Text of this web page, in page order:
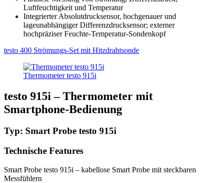
Luftfeuchtigkeit und Temperatur
Integrierter Absolutdrucksensor, hochgenauer und
lageunabhängiger Differenzdrucksensor; externer
hochpräziser Feuchte-Temperatur-Sondenkopf
testo 400 Strömungs-Set mit Hitzdrahtsonde
Thermometer testo 915i
testo 915i – Thermometer mit
Smartphone-Bedienung
Typ: Smart Probe testo 915i
Technische Features
Smart Probe testo 915i – kabellose Smart Probe mit steckbaren
Messfühlern